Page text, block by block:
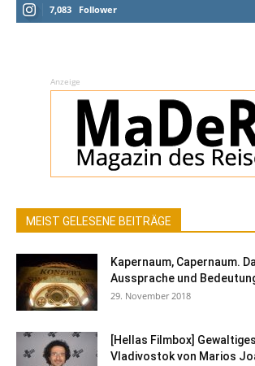
7,083 Follower
Anzeige
MEIST GELESENE BEITRÄGE
Kapernaum, Capernaum.
Aussprache und
29. November 2018
[Hellas Filmbox]
Vladivostok von Marios